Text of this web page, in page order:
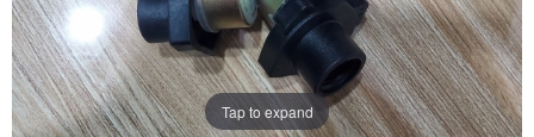
Tap to expand